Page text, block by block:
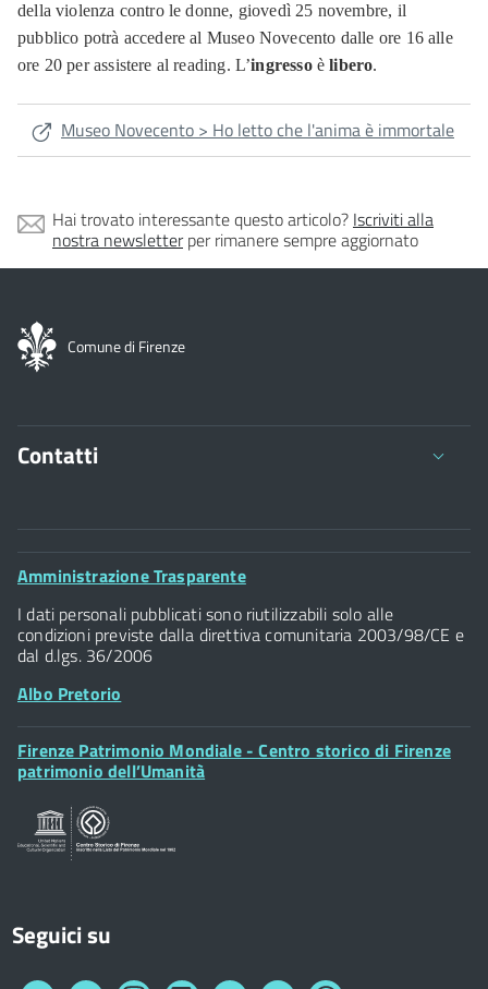
della violenza contro le donne, giovedì 25 novembre, il
pubblico potrà accedere al Museo Novecento dalle ore 16 alle
ore 20 per assistere al reading. L’ingressoèlibero.
Museo Novecento > Ho letto che l'anima è immortale
Hai trovato interessante questo articolo? Iscriviti alla
nostra newsletterper rimanere sempre aggiornato
Comune di Firenze
Contatti
Comune di Firenze
Palazzo Vecchio
Piazza della Signoria - 50122, Firenze
P.IVA 01307110484
Posta Elettronica Certificata
Footer
Amministrazione Trasparente
I dati personali pubblicati sono riutilizzabili solo alle
condizioni previste dalla direttiva comunitaria 2003/98/CE e
dal d.lgs. 36/2006
Albo Pretorio
Footer
Widget
Firenze Patrimonio Mondiale - Centro storico di Firenze
patrimonio dell’Umanità
Seguici su